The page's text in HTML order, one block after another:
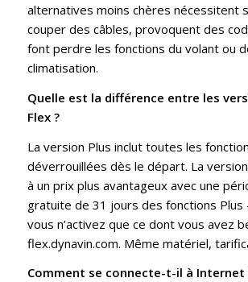
alternatives moins chères nécessitent
couper des câbles, provoquent des
font perdre les fonctions du volant ou
climatisation.
Quelle est la différence entre les
Flex ?
La version Plus inclut toutes les
déverrouillées dès le départ. La
à un prix plus avantageux avec une
gratuite de 31 jours des fonctions
vous n’activez que ce dont vous avez
flex.dynavin.com. Même matériel,
Comment se connecte-t-il à Internet